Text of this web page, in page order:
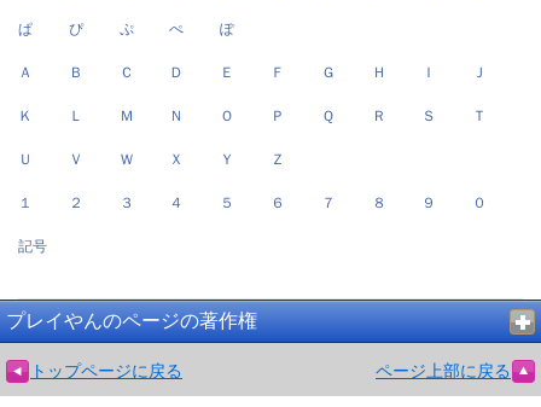
ぱ ぴ ぷ ぺ ぽ
Ａ Ｂ Ｃ Ｄ Ｅ Ｆ Ｇ Ｈ Ｉ Ｊ
Ｋ Ｌ Ｍ Ｎ Ｏ Ｐ Ｑ Ｒ Ｓ Ｔ
Ｕ Ｖ Ｗ Ｘ Ｙ Ｚ
１ ２ ３ ４ ５ ６ ７ ８ ９ ０
記号
プレイやんのページの著作権
トップページに戻る ページ上部に戻る